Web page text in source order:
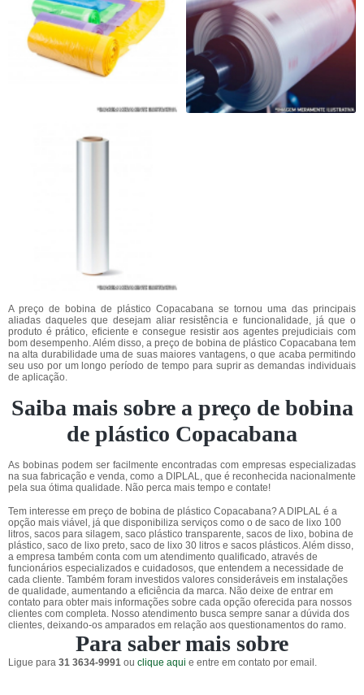
A preço de bobina de plástico Copacabana se tornou uma das principais
aliadas daqueles que desejam aliar resistência e funcionalidade, já que o
produto é prático, eficiente e consegue resistir aos agentes prejudiciais com
bom desempenho. Além disso, a preço de bobina de plástico Copacabana tem
na alta durabilidade uma de suas maiores vantagens, o que acaba permitindo
seu uso por um longo período de tempo para suprir as demandas individuais
de aplicação.
Saiba mais sobre a preço de bobina
de plástico Copacabana
As bobinas podem ser facilmente encontradas com empresas especializadas
na sua fabricação e venda, como a DIPLAL, que é reconhecida nacionalmente
pela sua ótima qualidade. Não perca mais tempo e contate!
Tem interesse em preço de bobina de plástico Copacabana? A DIPLAL é a
opção mais viável, já que disponibiliza serviços como o de saco de lixo 100
litros, sacos para silagem, saco plástico transparente, sacos de lixo, bobina de
plástico, saco de lixo preto, saco de lixo 30 litros e sacos plásticos. Além disso,
a empresa também conta com um atendimento qualificado, através de
funcionários especializados e cuidadosos, que entendem a necessidade de
cada cliente. Também foram investidos valores consideráveis em instalações
de qualidade, aumentando a eficiência da marca. Não deixe de entrar em
contato para obter mais informações sobre cada opção oferecida para nossos
clientes com completa. Nosso atendimento busca sempre sanar a dúvida dos
clientes, deixando-os amparados em relação aos questionamentos do ramo.
Para saber mais sobre
Ligue para 31 3634-9991 ou clique aqui e entre em contato por email.